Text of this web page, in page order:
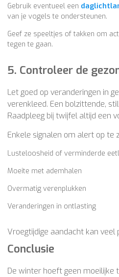
Gebruik eventueel een
van je vogels te ondersteunen.
Geef ze speeltjes of takken om
tegen te gaan.
5. Controleer de
Let goed op veranderingen in
verenkleed. Een bolzittende,
Raadpleeg bij twijfel altijd een
Enkele signalen om alert op te
Lusteloosheid of verminderde
Moeite met ademhalen
Overmatig verenplukken
Veranderingen in ontlasting
Vroegtijdige aandacht kan
Conclusie
De winter hoeft geen moeilijke